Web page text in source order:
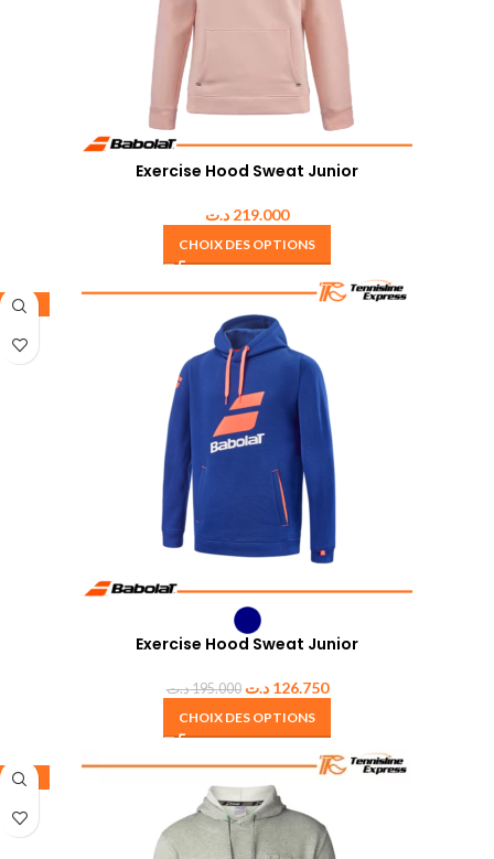
Exercise Hood Sweat Junior
219.000 د.ت
CHOIX DES OPTIONS
-35%
Exercise Hood Sweat Junior
195.000د.ت 126.750 د.ت
CHOIX DES OPTIONS
-35%